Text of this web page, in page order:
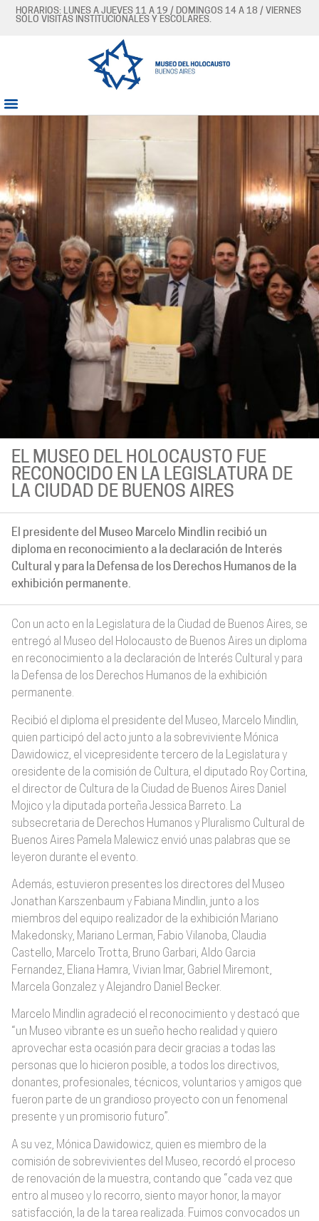
HORARIOS: LUNES A JUEVES 11 A 19 / DOMINGOS 14 A 18 / VIERNES
SÓLO VISITAS INSTITUCIONALES Y ESCOLARES.
EL MUSEO DEL HOLOCAUSTO FUE
RECONOCIDO EN LA LEGISLATURA DE
LA CIUDAD DE BUENOS AIRES
El presidente del Museo Marcelo Mindlin recibió un
diploma en reconocimiento a la declaración de Interés
Cultural y para la Defensa de los Derechos Humanos de la
exhibición permanente.
Con un acto en la Legislatura de la Ciudad de Buenos Aires, se
entregó al Museo del Holocausto de Buenos Aires un diploma
en reconocimiento a la declaración de Interés Cultural y para
la Defensa de los Derechos Humanos de la exhibición
permanente.
Recibió el diploma el presidente del Museo, Marcelo Mindlin,
quien participó del acto junto a la sobreviviente Mónica
Dawidowicz, el vicepresidente tercero de la Legislatura y
oresidente de la comisión de Cultura, el diputado Roy Cortina,
el director de Cultura de la Ciudad de Buenos Aires Daniel
Mojico y la diputada porteña Jessica Barreto. La
subsecretaria de Derechos Humanos y Pluralismo Cultural de
Buenos Aires Pamela Malewicz envió unas palabras que se
leyeron durante el evento.
Además, estuvieron presentes los directores del Museo
Jonathan Karszenbaum y Fabiana Mindlin, junto a los
miembros del equipo realizador de la exhibición Mariano
Makedonsky, Mariano Lerman, Fabio Vilanoba, Claudia
Castello, Marcelo Trotta, Bruno Garbari, Aldo Garcia
Fernandez, Eliana Hamra, Vivian Imar, Gabriel Miremont,
Marcela Gonzalez y Alejandro Daniel Becker.
Marcelo Mindlin agradeció el reconocimiento y destacó que
“un Museo vibrante es un sueño hecho realidad y quiero
aprovechar esta ocasión para decir gracias a todas las
personas que lo hicieron posible, a todos los directivos,
donantes, profesionales, técnicos, voluntarios y amigos que
fueron parte de un grandioso proyecto con un fenomenal
presente y un promisorio futuro”.
A su vez, Mónica Dawidowicz, quien es miembro de la
comisión de sobrevivientes del Museo, recordó el proceso
de renovación de la muestra, contando que “cada vez que
entro al museo y lo recorro, siento mayor honor, la mayor
satisfacción, la de la tarea realizada. Fuimos convocados un